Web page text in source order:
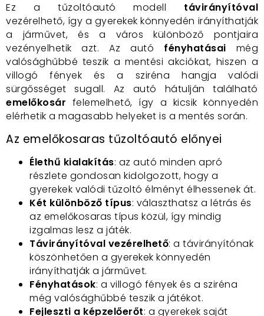
Ez a tűzoltóautó modell távirányítóval
vezérelhető, így a gyerekek könnyedén irányíthatják
a járművet, és a város különböző pontjaira
vezényelhetik azt. Az autó fényhatásai még
valósághűbbé teszik a mentési akciókat, hiszen a
villogó fények és a sziréna hangja valódi
sürgősséget sugall. Az autó hátulján található
emelőkosár felemelhető, így a kicsik könnyedén
elérhetik a magasabb helyeket is a mentés során.
Az emelőkosaras tűzoltóautó előnyei
Élethű kialakítás: az autó minden apró
részlete gondosan kidolgozott, hogy a
gyerekek valódi tűzoltó élményt élhessenek át.
Két különböző típus: választhatsz a létrás és
az emelőkosaras típus közül, így mindig
izgalmas lesz a játék.
Távirányítóval vezérelhető: a távirányítónak
köszönhetően a gyerekek könnyedén
irányíthatják a járművet.
Fényhatások: a villogó fények és a sziréna
még valósághűbbé teszik a játékot.
Fejleszti a képzelőerőt: a gyerekek saját